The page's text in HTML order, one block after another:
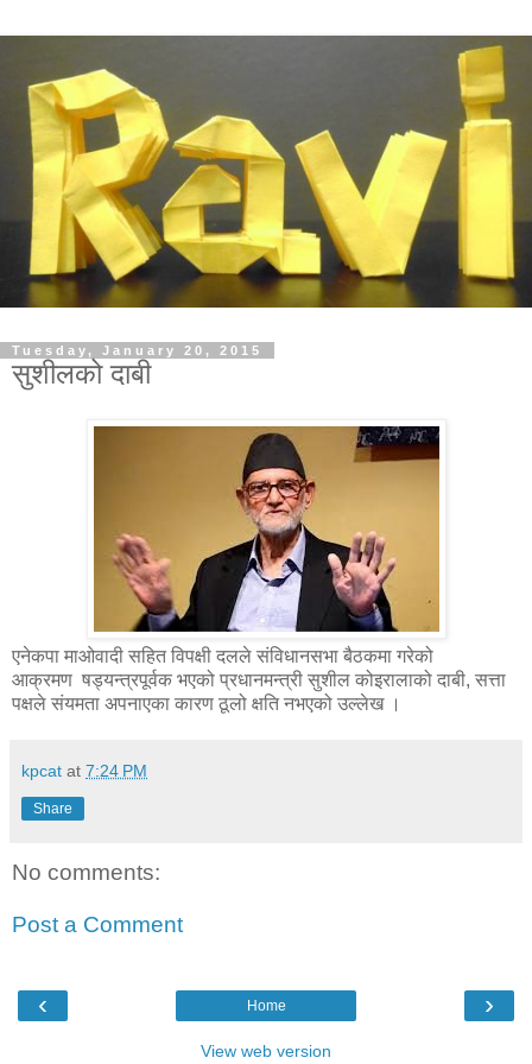
Tuesday, January 20, 2015
सुशीलको दाबी
एनेकपा माओवादी सहित विपक्षी दलले संविधानसभा बैठकमा गरेको
आक्रमण षड्यन्त्रपूर्वक भएको प्रधानमन्त्री सुशील कोइरालाको दाबी, सत्ता
पक्षले संयमता अपनाएका कारण ठूलो क्षति नभएको उल्लेख ।
kpcat at 7:24 PM
Share
No comments:
Post a Comment
‹ ›
Home
View web version